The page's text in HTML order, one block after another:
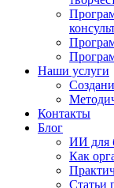
Наши услуги
Контакты
Блог
ИИ для
Как
Статьи